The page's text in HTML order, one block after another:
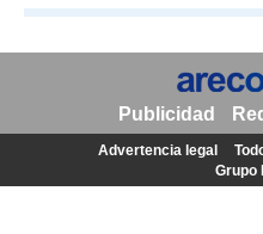
Publicidad
Advertencia legal
Grupo